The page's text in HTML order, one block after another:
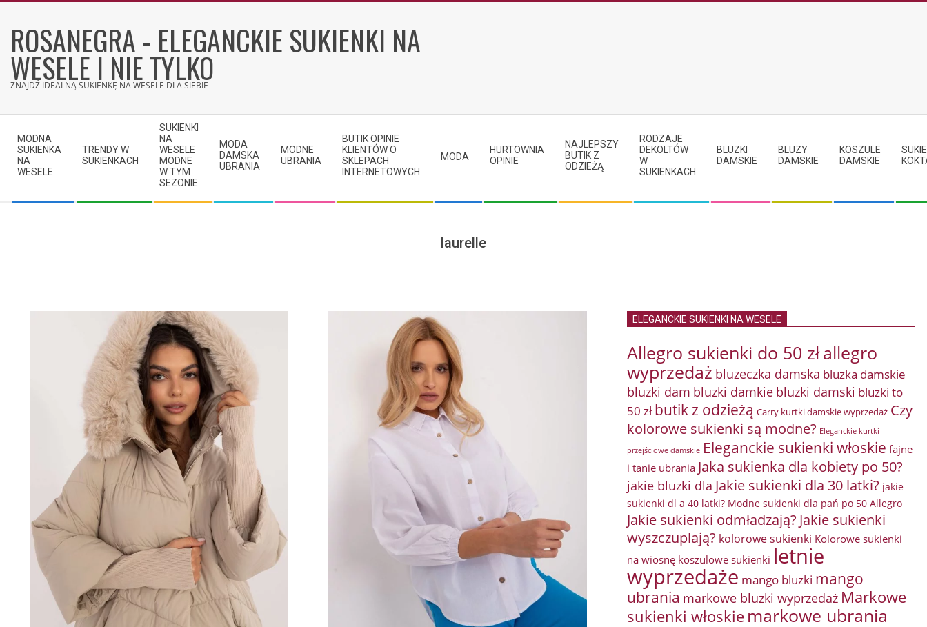
contentROSANEGRA - ELEGANCKIE SUKIENKI NA
WESELE I NIE TYLKO
ZNAJDŹ IDEALNĄ SUKIENKĘ NA WESELE DLA SIEBIE
Navigation
Menu
MODNA
SUKIENKA
NA
WESELE
TRENDY W
SUKIENKACH
SUKIENKI
NA
WESELE
MODNE
W TYM
SEZONIE
MODA
DAMSKA
UBRANIA
MODNE
UBRANIA
BUTIK OPINIE
KLIENTÓW O
SKLEPACH
INTERNETOWYCH
MODA
HURTOWNIA
OPINIE
NAJLEPSZY
BUTIK Z
ODZIEŻĄ
RODZAJE
DEKOLTÓW
W
SUKIENKACH
BLUZKI
DAMSKIE
BLUZY
DAMSKIE
KOSZULE
DAMSKIE
laurelle
ELEGANCKIE SUKIENKI NA WESELE
Allegro sukienki do 50 złallegro
wyprzedaż bluzeczka damska bluzka damskie
bluzki dam bluzki damkie bluzki damski bluzki to
50 zł butik z odzieżą Carry kurtki damskie wyprzedaż Czy
kolorowe sukienki są modne? Eleganckie kurtki
przejściowe damskie Eleganckie sukienki włoskie fajne
i tanie ubrania Jaka sukienka dla kobiety po 50?
jakie bluzki dla Jakie sukienki dla 30 latki? jakie
sukienki dl a 40 latki? Modne sukienki dla pań po 50 Allegro
Jakie sukienki odmładzają? Jakie sukienki
wyszczuplają? kolorowe sukienki Kolorowe sukienki
na wiosnę koszulowe sukienki letnie
wyprzedaże mango bluzki mango
ubrania markowe bluzki wyprzedaż Markowe
sukienki włoskie markowe ubrania